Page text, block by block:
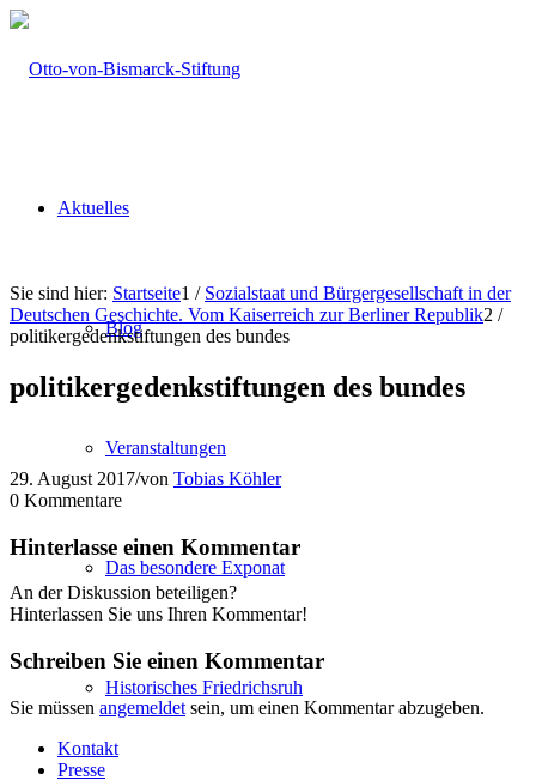
Aktuelles
Blog
Veranstaltungen
Das besondere Exponat
Historisches Friedrichsruh
Sie sind hier: Startseite1 / Sozialstaat und Bürgergesellschaft in der
Deutschen Geschichte. Vom Kaiserreich zur Berliner Republik2 /
politikergedenkstiftungen des bundes
politikergedenkstiftungen des bundes
29. August 2017/von Tobias Köhler
0 Kommentare
Hinterlasse einen Kommentar
An der Diskussion beteiligen?
Hinterlassen Sie uns Ihren Kommentar!
Schreiben Sie einen Kommentar
Sie müssen angemeldet sein, um einen Kommentar abzugeben.
Kontakt
Presse